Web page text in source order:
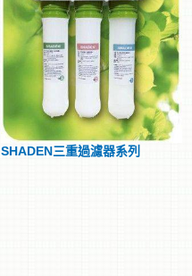
SHADEN三重過濾器系列